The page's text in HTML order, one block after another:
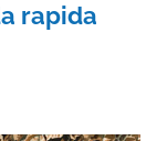
rapida